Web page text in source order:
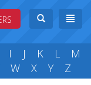
I J K L
M
W X Y Z